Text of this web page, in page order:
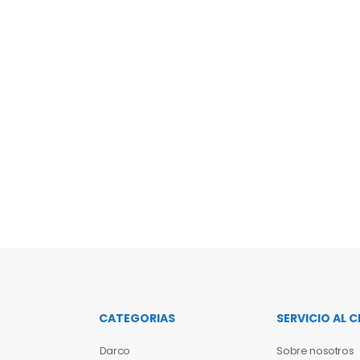
CATEGORIAS
Darco
SERVICIO AL
Sobre nosotros